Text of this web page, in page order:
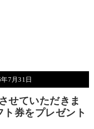
7月31日
せていただきま
ト券をプレゼント